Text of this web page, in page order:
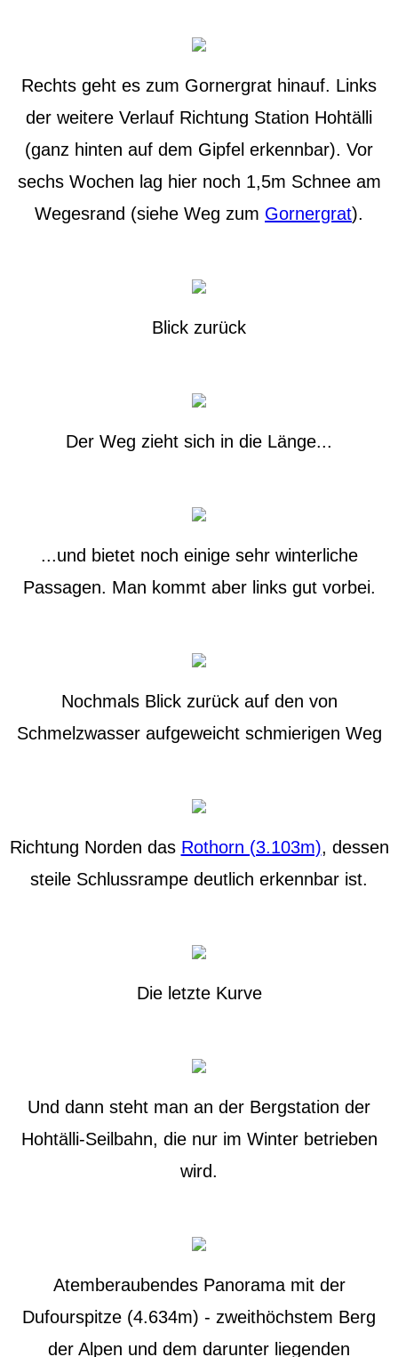
Rechts geht es zum Gornergrat hinauf. Links
der weitere Verlauf Richtung Station Hohtälli
(ganz hinten auf dem Gipfel erkennbar). Vor
sechs Wochen lag hier noch 1,5m Schnee am
Wegesrand (siehe Weg zum Gornergrat).
Blick zurück
Der Weg zieht sich in die Länge...
...und bietet noch einige sehr winterliche
Passagen. Man kommt aber links gut vorbei.
Nochmals Blick zurück auf den von
Schmelzwasser aufgeweicht schmierigen Weg
Richtung Norden das Rothorn (3.103m), dessen
steile Schlussrampe deutlich erkennbar ist.
Die letzte Kurve
Und dann steht man an der Bergstation der
Hohtälli-Seilbahn, die nur im Winter betrieben
wird.
Atemberaubendes Panorama mit der
Dufourspitze (4.634m) - zweithöchstem Berg
der Alpen und dem darunter liegenden